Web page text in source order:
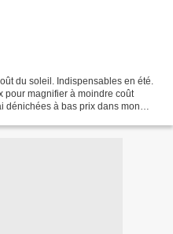
du soleil. Indispensables en été.
pour magnifier à moindre coût
dénichées à bas prix dans mon